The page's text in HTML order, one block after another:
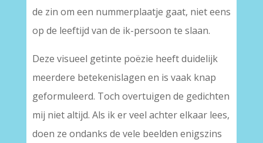
de zin om een nummerplaatje gaat, niet eens
op de leeftijd van de ik-persoon te slaan.
Deze visueel getinte poëzie heeft duidelijk
meerdere betekenislagen en is vaak knap
geformuleerd. Toch overtuigen de gedichten
mij niet altijd. Als ik er veel achter elkaar lees,
doen ze ondanks de vele beelden enigszins